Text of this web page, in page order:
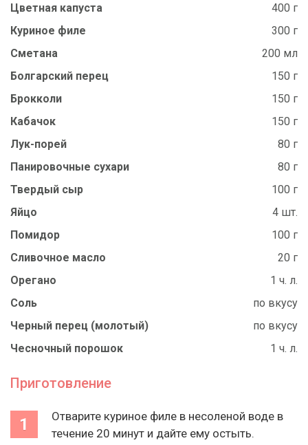
Цветная капуста
400 г
Куриное филе
300 г
Сметана
200 мл
Болгарский перец
150 г
Брокколи
150 г
Кабачок
150 г
Лук-порей
80 г
Панировочные сухари
80 г
Твердый сыр
100 г
Яйцо
4 шт.
Помидор
100 г
Сливочное масло
20 г
Орегано
1 ч. л.
Соль
по вкусу
Черный перец (молотый)
по вкусу
Чесночный порошок
1 ч. л.
Приготовление
Отварите куриное филе в несоленой воде в
течение 20 минут и дайте ему остыть.